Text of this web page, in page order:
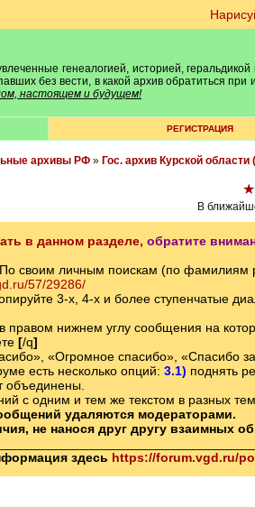
генеалогией, историей,
без вести, в какой архив обратиться
настоящем и будущем!
РЕГИСТРАЦИЯ
архивы РФ» Гос. архив Курской области
★
В
в данном разделе, обратите
По своим личным поискам (по фамилиям
57/29286/
3-х, 4-х и более ступенчатые
правом нижнем углу сообщения на
[/q]
«Огромное спасибо», «Спасибо
есть несколько опций: 3.1) поднять
объединены.
с одним и тем же текстом в разных
удаляются модераторами.
не нанося друг другу взаимных
здесь https://forum.vgd.ru/